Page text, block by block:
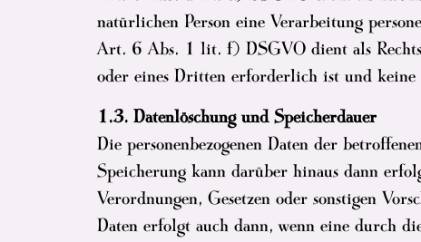
natürlichen Person eine Verarbeitung
Art. 6 Abs. 1 lit. f) DSGVO dient als
oder eines Dritten erforderlich ist und keine
1.3. Datenlöschung und Speicherdauer
Die personenbezogenen Daten der
Speicherung kann darüber hinaus dann
Verordnungen, Gesetzen oder sonstigen
Daten erfolgt auch dann, wenn eine durch